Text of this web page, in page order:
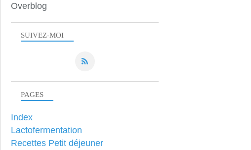
SUIVEZ-MOI
Overblog
PAGES
Index
Lactofermentation
Recettes Petit déjeuner